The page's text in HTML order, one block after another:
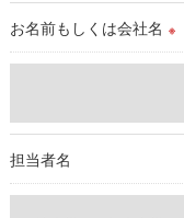
取得した個人情報を
外部に委託する場合
これらの委託先に対し
適切な監督を行いま
お名前もしくは会社名 ※
担当者名